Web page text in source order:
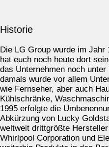
Historie
Die LG Group wurde im Jahr
hat euch noch heute dort
das Unternehmen noch
damals wurde vor allem
wie Fernseher, aber auch
Kühlschränke,
1995 erfolgte die
Abkürzung von Lucky
weltweit drittgrößte
Whirlpool Corporation und